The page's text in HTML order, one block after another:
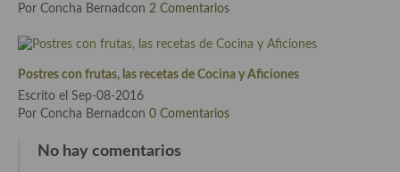
Resumen tematicos de recetas
Cocina Americana
Por Concha Bernadcon 2 Comentarios
Postres con frutas, las recetas de Cocina y Aficiones
Escrito el Sep-08-2016
Por Concha Bernadcon 0 Comentarios
No hay comentarios